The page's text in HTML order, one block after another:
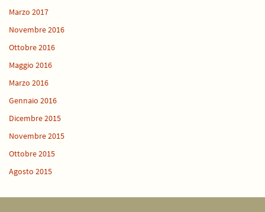
Marzo 2017
Novembre 2016
Ottobre 2016
Maggio 2016
Marzo 2016
Gennaio 2016
Dicembre 2015
Novembre 2015
Ottobre 2015
Agosto 2015